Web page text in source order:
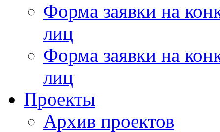
Форма заявки на
лиц
Форма заявки на
лиц
Проекты
Архив проектов